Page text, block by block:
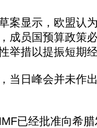
显示，欧盟认
成员国预算政策
举措以提振短期
日峰会并未作
已经批准向希腊